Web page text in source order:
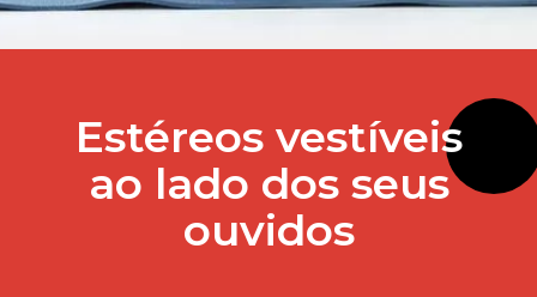
Estéreos vestíveis
ao lado dos seus
ouvidos